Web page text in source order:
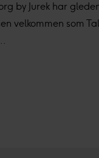
by Jurek har
velkommen som